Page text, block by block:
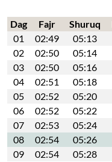
Dag Fajr Shuruq
01
02:49 05:13
02
02:50 05:14
03
02:50 05:16
04
02:51 05:18
05
02:52 05:20
06
02:52 05:22
07
02:53 05:24
08
02:54 05:26
09
02:54 05:28